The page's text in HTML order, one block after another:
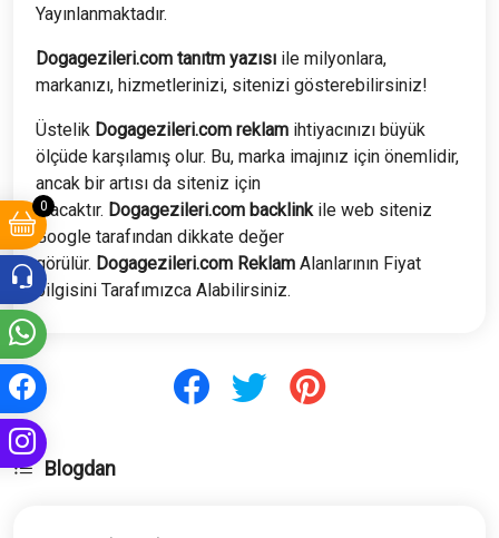
0
Yayınlanmaktadır.
Dogagezileri.com tanıtm yazısı ile milyonlara,
markanızı, hizmetlerinizi, sitenizi gösterebilirsiniz!
Üstelik Dogagezileri.com reklam ihtiyacınızı büyük
ölçüde karşılamış olur. Bu, marka imajınız için önemlidir,
ancak bir artısı da siteniz için
olacaktır. Dogagezileri.com backlinkile web siteniz
Google tarafından dikkate değer
görülür. Dogagezileri.com Reklam Alanlarının Fiyat
bilgisini Tarafımızca Alabilirsiniz.
Blogdan